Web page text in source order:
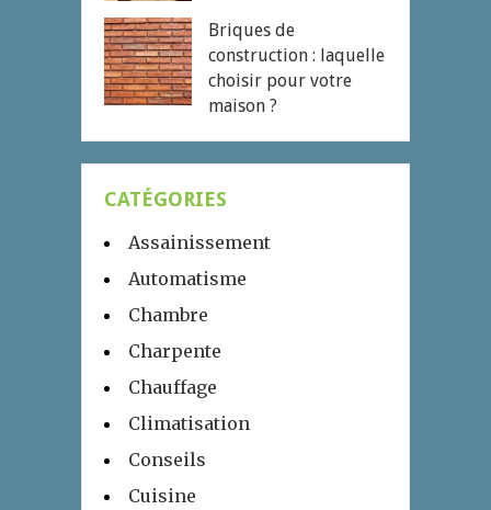
Briques de
construction : laquelle
choisir pour votre
maison ?
CATÉGORIES
Assainissement
Automatisme
Chambre
Charpente
Chauffage
Climatisation
Conseils
Cuisine